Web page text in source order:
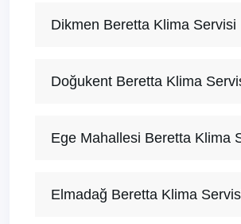
Dikmen Beretta Klima Servisi
Doğukent Beretta Klima
Ege Mahallesi Beretta Klima
Elmadağ Beretta Klima